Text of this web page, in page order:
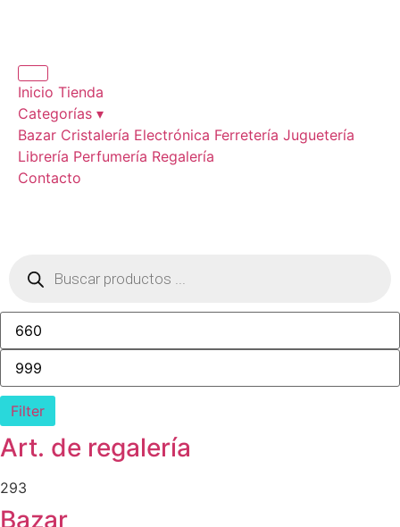
Inicio Tienda
Categorías ▾
Bazar Cristalería Electrónica Ferretería Juguetería
Librería Perfumería Regalería
Contacto
Filter
Art. de regalería
293
Bazar